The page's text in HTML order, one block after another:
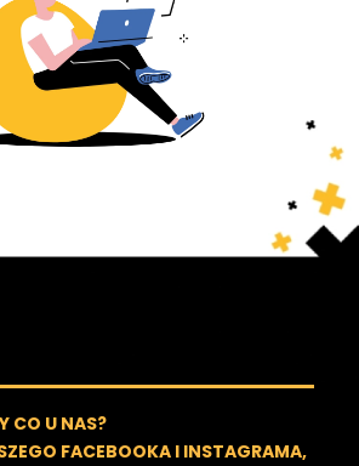
CO U NAS?
FACEBOOKA I INSTAGRAMA,